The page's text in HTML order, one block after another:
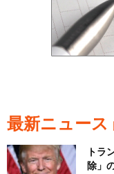
最新ニュース
トラ
除」